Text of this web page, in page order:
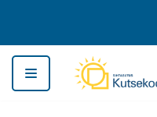
Skip
to
content